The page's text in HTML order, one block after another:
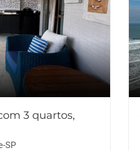
3 quartos,
SP